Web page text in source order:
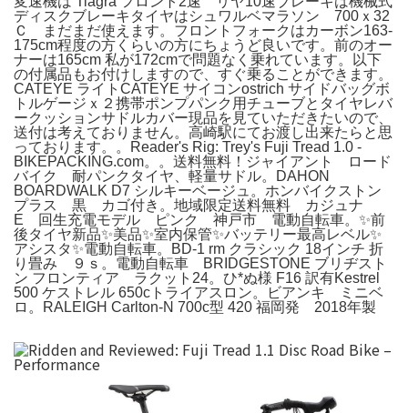
ディスクブレーキタイヤはシュワルベマラソン 700ｘ32
Ｃ まだまだ使えます。フロントフォークはカーボン163-
175cm程度の方くらいの方にちょうど良いです。前のオー
ナーは165cm 私が172cmで問題なく乗れています。以下
の付属品もお付けしますので、すぐ乗ることができます。
CATEYE ライトCATEYE サイコンostrich サイドバッグボ
トルゲージｘ２携帯ポンプパンク用チューブとタイヤレバ
ークッションサドルカバー現品を見ていただきたいので、
送付は考えておりません。高崎駅にてお渡し出来たらと思
っております。。Reader's Rig: Trey's Fuji Tread 1.0 -
BIKEPACKING.com。。送料無料！ジャイアント ロード
バイク 耐パンクタイヤ、軽量サドル。DAHON
BOARDWALK D7 シルキーベージュ。ホンバイクストン
プラス 黒 カゴ付き。地域限定送料無料 カジュナ
E 回生充電モデル ピンク 神戸市 電動自転車。✨前
後タイヤ新品✨美品✨室内保管✨バッテリー最高レベル✨
アシスタ✨電動自転車。BD-1 rm クラシック 18インチ 折
り畳み ９ｓ。電動自転車 BRIDGESTONE ブリヂスト
ン フロンティア ラクット24。ひ*ぬ様 F16 訳有Kestrel
500 ケストレル 650cトライアスロン。ビアンキ ミニベ
ロ。RALEIGH Carlton-N 700c型 420 福岡発 2018年製